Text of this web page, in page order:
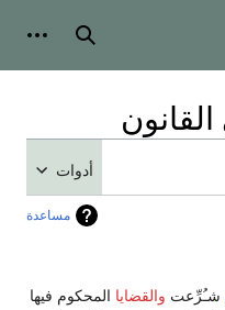
بحث
أدوات
مساعدة
شـُرِّعت والقضايا المحكوم فيها